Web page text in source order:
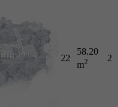
22
58.20
m2 2